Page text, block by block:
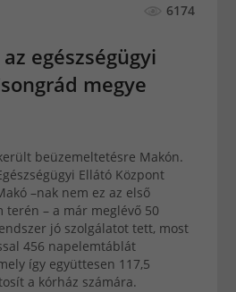
6174
egészségügyi
megye
beüzemeltetésre Makón.
Ellátó Központ
–nak nem ez az első
terén – a már meglévő 50
jó szolgálatot tett, most
456 napelemtáblát
így együttesen 117,5
a kórház számára.